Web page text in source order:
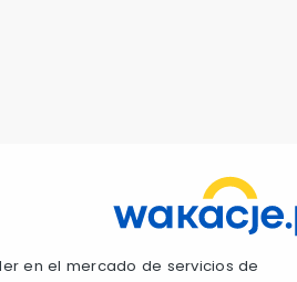
en el mercado de servicios de